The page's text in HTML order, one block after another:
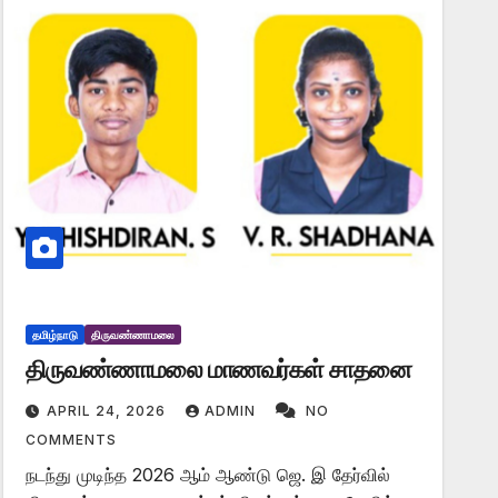
தமிழ்நாடு திருவண்ணாமலை
திருவண்ணாமலை மாணவர்கள் சாதனை
APRIL 24, 2026 ADMIN
NO
COMMENTS
நடந்து முடிந்த 2026 ஆம் ஆண்டு ஜெ. இ தேர்வில்